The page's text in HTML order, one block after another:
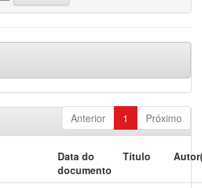
Anterior 1 Próximo
Data do
documento
Título